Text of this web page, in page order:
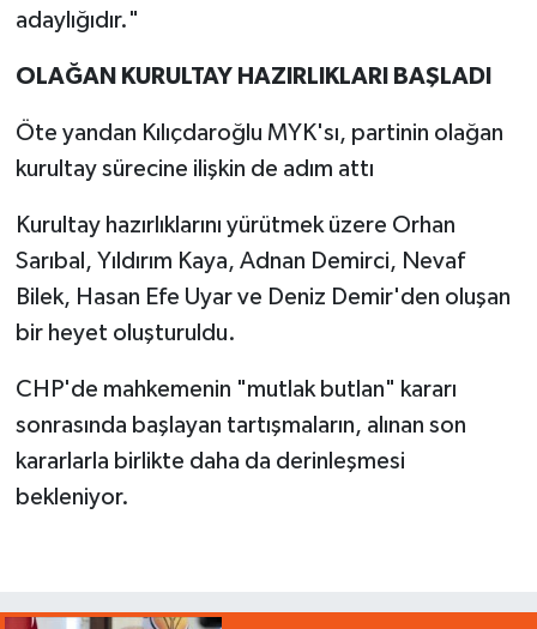
adaylığıdır."
OLAĞAN KURULTAY HAZIRLIKLARI BAŞLADI
Öte yandan Kılıçdaroğlu MYK'sı, partinin olağan
kurultay sürecine ilişkin de adım attı
Kurultay hazırlıklarını yürütmek üzere Orhan
Sarıbal, Yıldırım Kaya, Adnan Demirci, Nevaf
Bilek, Hasan Efe Uyar ve Deniz Demir'den oluşan
bir heyet oluşturuldu.
CHP'de mahkemenin "mutlak butlan" kararı
sonrasında başlayan tartışmaların, alınan son
kararlarla birlikte daha da derinleşmesi
bekleniyor.